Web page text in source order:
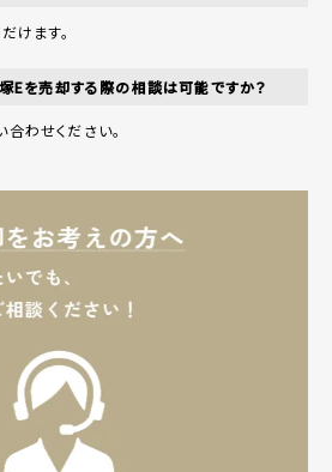
けます。
Eを売却する際の相談は可能ですか？
わせください。